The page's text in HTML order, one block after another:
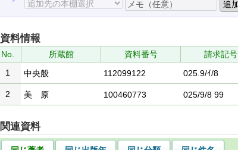
資料情報
No. 所蔵館 資料番号 請求記号
1
中央般 112099122 025.9/ｲ/8
2 美 原 100460773 025/9/8 99
関連資料